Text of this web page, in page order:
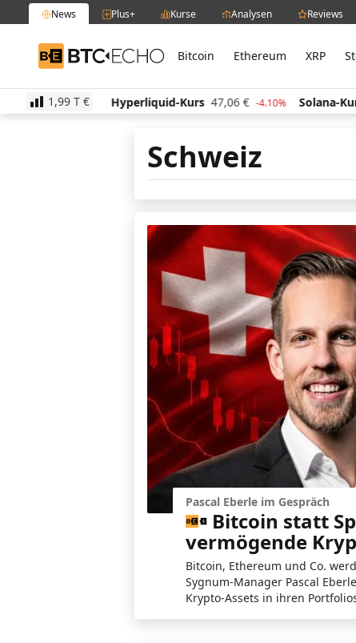
News Plus+ Kurse Analysen Reviews
BTC-ECHO Bitcoin Ethereum XRP
1,99 T €
0.80% Hyperliquid-Kurs 47,06 € -4.10% Solana-Kurs 65,23
Schweiz
Pascal Eberle im Gespräch
Bitcoin statt
vermögende
Bitcoin, Ethereum und Co.
Sygnum-Manager Pascal
Krypto-Assets in ihren